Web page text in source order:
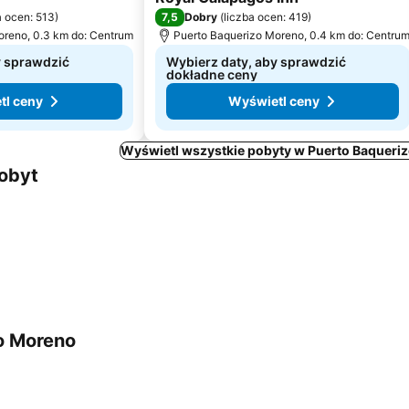
ocen: 513)
0.3 km do: Centrum
sprawdzić
ceny
7,5 Dobry (liczba ocen: 419)
Puerto Baquerizo Moreno, 0.4 km do: Centrum
Wybierz daty, aby sprawdzić
dokładne ceny
Wyświetl ceny
Wyświetl wszystkie pobyty w Puerto
Moreno